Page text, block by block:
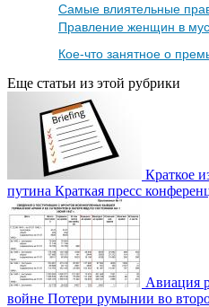
Самые влиятельные
Правление женщин в
Кое-что занятное о
Еще статьи из этой рубрики
Краткое
путина Краткая пресс
Авиация
войне Потери румынии во